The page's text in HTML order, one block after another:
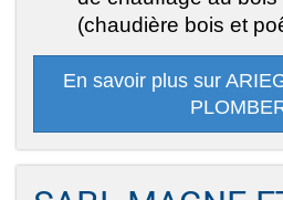
(chaudière bois et
En savoir plus sur